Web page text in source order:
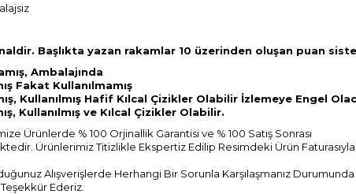
Başlıkta yazan rakamlar 10 üzerinden oluşan puan
Ambalajında
Fakat Kullanılmamış
Kullanılmış Hafif Kılcal Çizikler Olabilir İzlemeye Engel
Kullanılmış ve Kılcal Çizikler Olabilir.
Ürünlerde % 100 Orjinallik Garantisi ve % 100 Satış Sonrası
Ürünlerimiz Titizlikle Ekspertiz Edilip Resimdeki Ürün
Alışverişlerde Herhangi Bir Sorunla Karşılaşmanız
Ederiz.